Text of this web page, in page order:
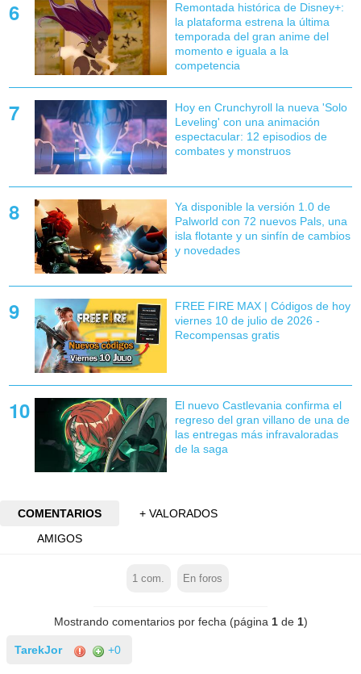
Remontada histórica de Disney+:
la plataforma estrena la última
temporada del gran anime del
momento e iguala a la
competencia
Hoy en Crunchyroll la nueva 'Solo
Leveling' con una animación
espectacular: 12 episodios de
combates y monstruos
Ya disponible la versión 1.0 de
Palworld con 72 nuevos Pals, una
isla flotante y un sinfín de cambios
y novedades
FREE FIRE MAX | Códigos de hoy
viernes 10 de julio de 2026 -
Recompensas gratis
El nuevo Castlevania confirma el
regreso del gran villano de una de
las entregas más infravaloradas
de la saga
COMENTARIOS
+ VALORADOS
AMIGOS
1 com. En foros
Mostrando comentarios por fecha (página 1de 1)
TarekJor +0